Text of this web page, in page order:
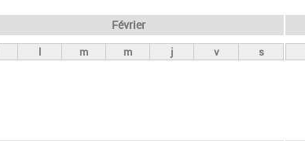
Février
l m m j v s